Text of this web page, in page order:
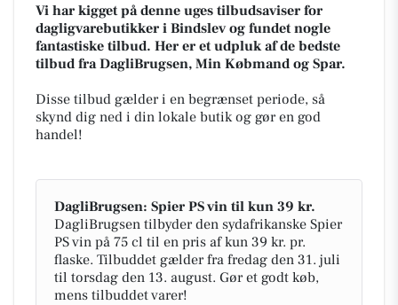
Vi har kigget på denne uges tilbudsaviser for
dagligvarebutikker i Bindslev og fundet nogle
fantastiske tilbud. Her er et udpluk af de bedste
tilbud fra DagliBrugsen, Min Købmand og Spar.
Disse tilbud gælder i en begrænset periode, så
skynd dig ned i din lokale butik og gør en god
handel!
DagliBrugsen: Spier PS vin til kun 39 kr.
DagliBrugsen tilbyder den sydafrikanske Spier
PS vin på 75 cl til en pris af kun 39 kr. pr.
flaske. Tilbuddet gælder fra fredag den 31. juli
til torsdag den 13. august. Gør et godt køb,
mens tilbuddet varer!